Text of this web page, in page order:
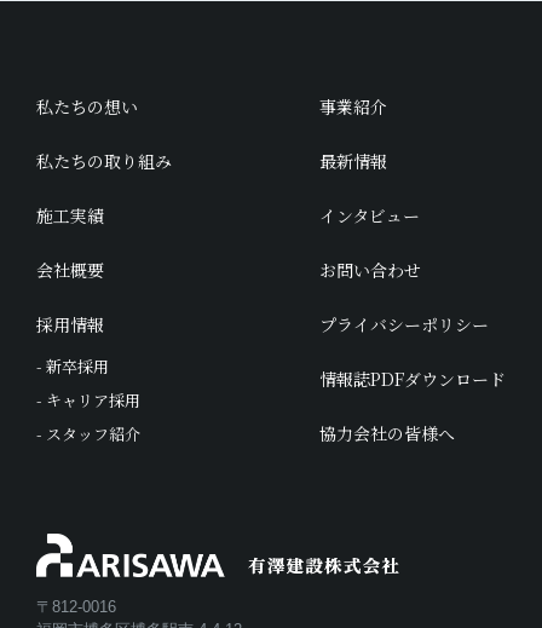
私たちの想い
私たちの取り組み
施工実績
会社概要
採用情報
- 新卒採用
- キャリア採用
- スタッフ紹介
事業紹介
最新情報
インタビュー
お問い合わせ
プライバシーポリシー
情報誌PDFダウンロード
協力会社の皆様へ
〒812-0016